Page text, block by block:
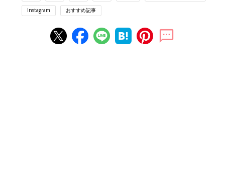
セブンイレブン「ひかえめに言って濃厚な ガトーショコラアイ
Instagram おすすめ記事